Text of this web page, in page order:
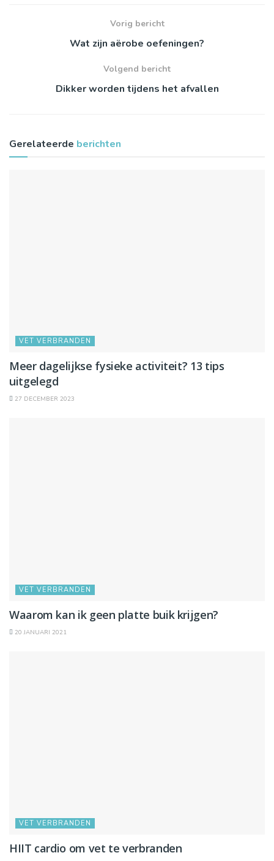
Vorig bericht
Wat zijn aërobe oefeningen?
Volgend bericht
Dikker worden tijdens het afvallen
Gerelateerde berichten
VET VERBRANDEN
Meer dagelijkse fysieke activiteit? 13 tips
uitgelegd
27 DECEMBER 2023
VET VERBRANDEN
Waarom kan ik geen platte buik krijgen?
20 JANUARI 2021
VET VERBRANDEN
HIIT cardio om vet te verbranden